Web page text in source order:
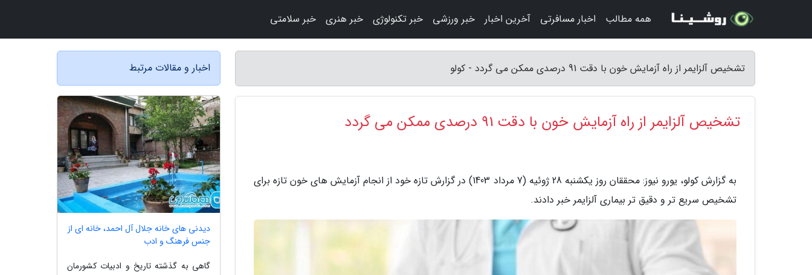
تشخیص آلزایمر از راه آزمایش خون با دقت 91 درصدی ممکن می گردد - کولو
تشخیص آلزایمر از راه آزمایش خون با دقت 91 درصدی ممکن می گردد
به گزارش کولو، یورو نیوز: محققان روز یکشنبه 28 ژوئیه (7 مرداد 1403) در گزارش تازه خود از انجام آزمایش های خون تازه برای
تشخیص سریع تر و دقیق تر بیماری آلزایمر خبر دادند.
اخبار و مقالات مرتبط
دیدنی های خانه جلال آل احمد، خانه ای از
جنس فرهنگ و ادب
گاهی به گذشته تاریخ و ادبیات کشورمان
همه مطالب اخبار مسافرتی آخرین اخبار خبر ورزشی خبر تکنولوژی خبر هنری خبر سلامتی